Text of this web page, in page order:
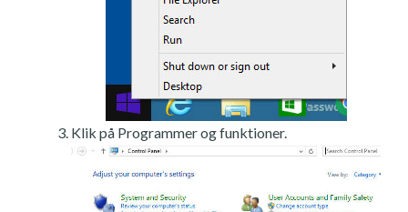
Klik på Programmer og funktioner.